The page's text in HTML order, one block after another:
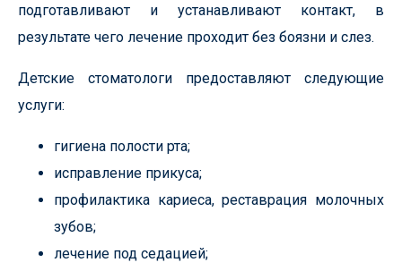
подготавливают и устанавливают контакт, в
результате чего лечение проходит без боязни и слез.
Детские стоматологи предоставляют следующие
услуги:
гигиена полости рта;
исправление прикуса;
профилактика кариеса, реставрация молочных
зубов;
лечение под седацией;